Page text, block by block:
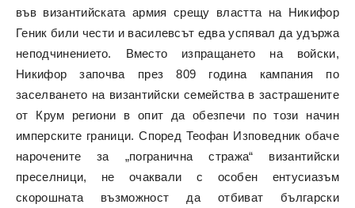
във византийската армия срещу властта на Никифор
Геник били чести и василевсът едва успявал да удържа
неподчинението. Вместо изпращането на войски,
Никифор започва през 809 година кампания по
заселването на византийски семейства в застрашените
от Крум региони в опит да обезпечи по този начин
имперските граници. Според Теофан Изповедник обаче
нарочените за „погранична стража“ византийски
преселници, не очаквали с особен ентусиазъм
скорошната възможност да отбиват български